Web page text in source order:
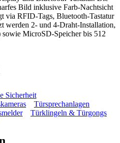
Bild inklusive Farb-Nachtsicht
via RFID-Tags, Bluetooth-Tastatur
werden 2- und 4-Draht-Installation,
MicroSD-Speicher bis 512
Sicherheit
Türsprechanlagen
Türklingeln & Türgongs